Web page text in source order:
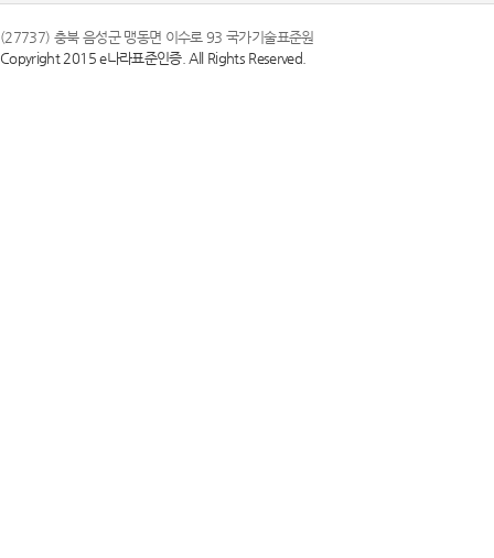
(27737) 충북 음성군 맹동면 이수로 93 국가기술표준원
Copyright 2015 e나라표준인증. All Rights Reserved.